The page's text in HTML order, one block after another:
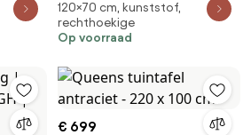
eettafel Forza | Rechthoekig |
Tuintafel Kunststof | 120x70cm
| 4 personen | Kees Smit
120×70 cm, kunststof,
rechthoekige
Op voorraad
€ 699